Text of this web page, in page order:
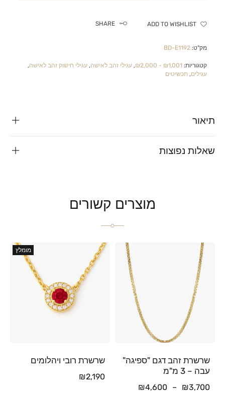
ADD TO WISHLIST
SHARE
מק"ט:BD-E1192
קטגוריות: ₪1,001 - ₪2,000
,עגילי זהב לאישה,עגילי חישוק זהב לאישה,
עגילים,תכשיטים
תיאור
שאלות נפוצות
מוצרים קשורים
שרשרת זהב דגם "ספיגה"
עבה – 3 מ"מ
₪3,700
–
₪4,600
מומלץ
שרשרת רובי ויהלומים
₪2,190